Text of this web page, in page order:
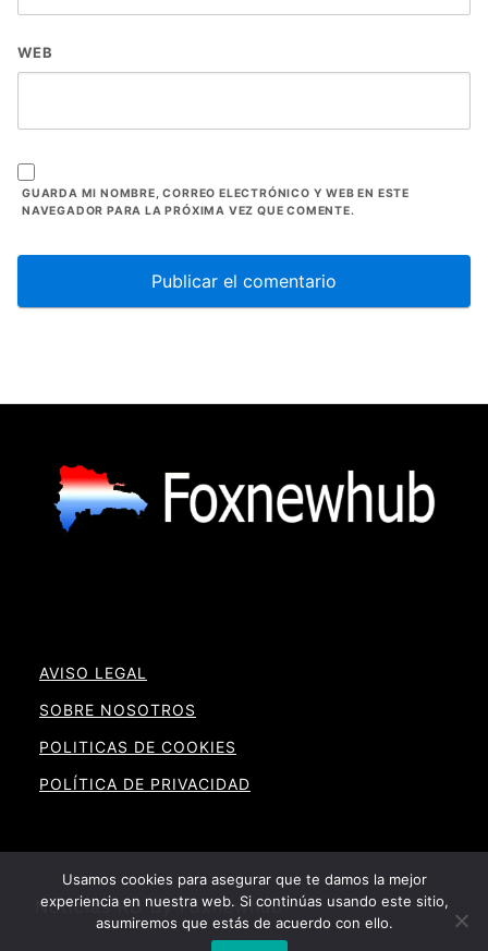
WEB
GUARDA MI NOMBRE, CORREO ELECTRÓNICO Y WEB EN ESTE
NAVEGADOR PARA LA PRÓXIMA VEZ QUE COMENTE.
AVISO LEGAL
SOBRE NOSOTROS
POLITICAS DE COOKIES
POLÍTICA DE PRIVACIDAD
Noticias RD By Foxnewhub
Usamos cookies para asegurar que te damos la mejor
experiencia en nuestra web. Si continúas usando este sitio,
asumiremos que estás de acuerdo con ello.